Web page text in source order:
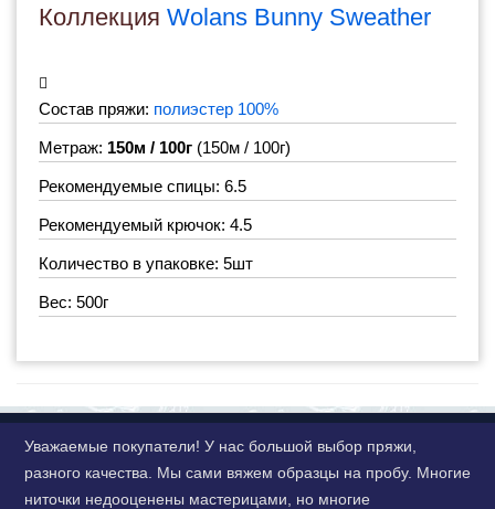
Коллекция Wolans Bunny Sweather
Состав пряжи: полиэстер 100%
Метраж: 150м / 100г (150м / 100г)
Рекомендуемые спицы: 6.5
Рекомендуемый крючок: 4.5
Количество в упаковке: 5шт
Вес: 500г
Уважаемые покупатели! У нас большой выбор пряжи,
разного качества. Мы сами вяжем образцы на пробу. Многие
ниточки недооценены мастерицами, но многие